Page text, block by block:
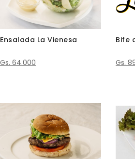
Ensalada La Vienesa
Gs. 64.000
Bife
Gs.